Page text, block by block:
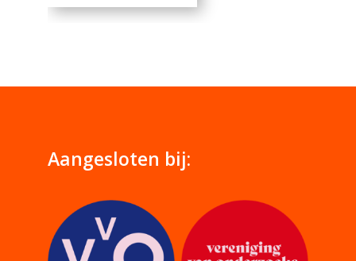
Aangesloten bij: